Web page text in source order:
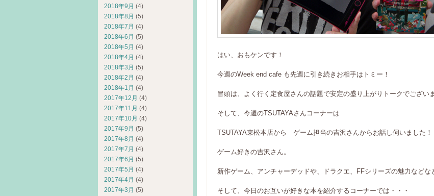
はい、おもケンです！
今週のWeek end cafe も先週に引き続きお相手はトミー！
冒頭は、よく行く定食屋さんの話題で安定の盛り上がりトークでござい
そして、今週のTSUTAYAさんコーナーは
TSUTAYA東松本店から ゲーム担当の吉沢さんからお話し伺いました！
ゲーム好きの吉沢さん。
新作ゲーム、アンチャーデッドや、ドラクエ、FFシリーズの魅力などな
そして、今日のお互いが好きな本を紹介するコーナーでは・・・
2018年9月 (4)
2018年8月 (5)
2018年7月 (4)
2018年6月 (5)
2018年5月 (4)
2018年4月 (4)
2018年3月 (5)
2018年2月 (4)
2018年1月 (4)
2017年12月 (4)
2017年11月 (4)
2017年10月 (4)
2017年9月 (5)
2017年8月 (4)
2017年7月 (4)
2017年6月 (5)
2017年5月 (4)
2017年4月 (4)
2017年3月 (5)